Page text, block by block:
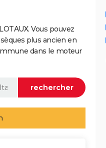
Vous pouvez
plus ancien en
dans le moteur